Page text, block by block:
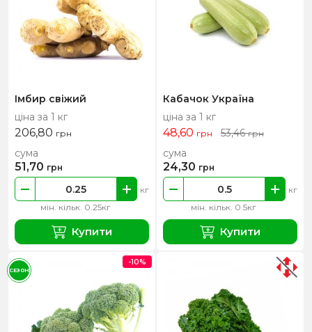
Імбир свіжий
ціна за 1 кг
206,80 грн
мін. кільк. 0.25кг
кг
сума
51,70 грн
Купити
Кабачок Україна
ціна за 1 кг
48,60 грн 53,46грн
мін. кільк. 0.5кг
кг
сума
24,30 грн
Купити
-10%
СЕЗОН